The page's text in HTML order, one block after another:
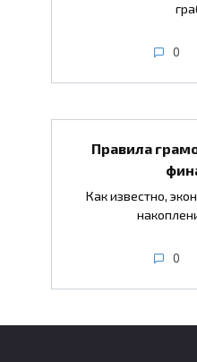
0
Правила
Как известно,
0